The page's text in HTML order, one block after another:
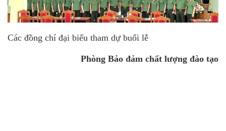
Các đồng chí đại biểu tham dự buổi lễ
Phòng Bảo đảm chất lượng đào tạo